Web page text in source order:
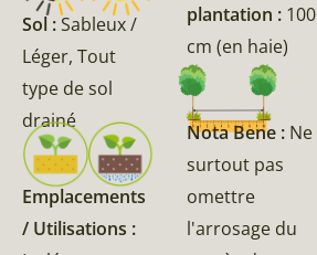
Sol :Sableux /
Léger, Tout
type de sol
drainé
Emplacements
/ Utilisations :
plantation : 100
cm (en haie)
Nota Bene : Ne
surtout pas
omettre
l'arrosage du